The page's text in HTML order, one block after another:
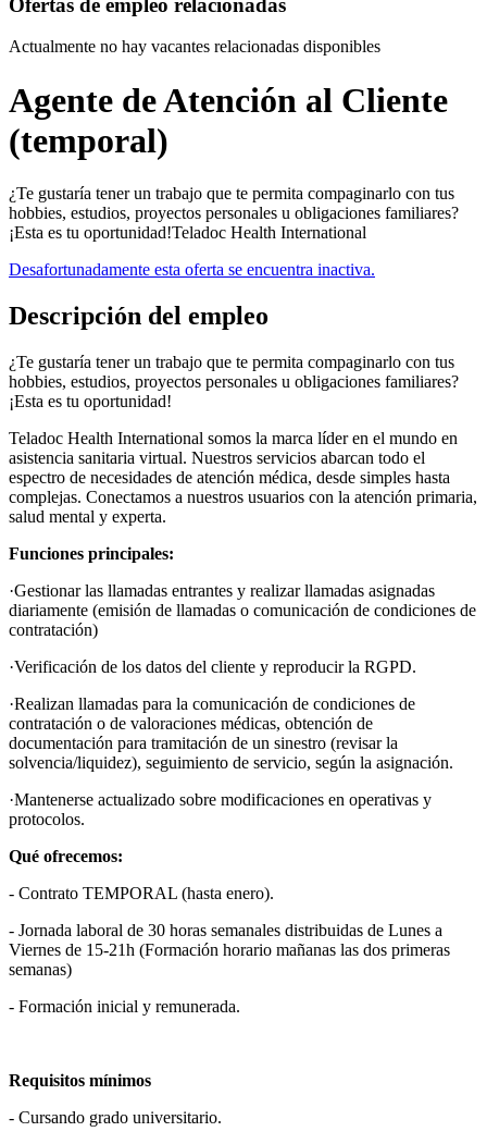
Actualmente no hay vacantes relacionadas disponibles
Agente de Atención al Cliente
(temporal)
¿Te gustaría tener un trabajo que te permita compaginarlo con tus
hobbies, estudios, proyectos personales u obligaciones familiares?
¡Esta es tu oportunidad!Teladoc Health International
Desafortunadamente esta oferta se encuentra inactiva.
Descripción del empleo
¿Te gustaría tener un trabajo que te permita compaginarlo con tus
hobbies, estudios, proyectos personales u obligaciones familiares?
¡Esta es tu oportunidad!
Teladoc Health International somos la marca líder en el mundo en
asistencia sanitaria virtual. Nuestros servicios abarcan todo el
espectro de necesidades de atención médica, desde simples hasta
complejas. Conectamos a nuestros usuarios con la atención primaria,
salud mental y experta.
Funciones principales:
·Gestionar las llamadas entrantes y realizar llamadas asignadas
diariamente (emisión de llamadas o comunicación de condiciones de
contratación)
·Verificación de los datos del cliente y reproducir la RGPD.
·Realizan llamadas para la comunicación de condiciones de
contratación o de valoraciones médicas, obtención de
documentación para tramitación de un sinestro (revisar la
solvencia/liquidez), seguimiento de servicio, según la asignación.
·Mantenerse actualizado sobre modificaciones en operativas y
protocolos.
Qué ofrecemos:
- Contrato TEMPORAL (hasta enero).
- Jornada laboral de 30 horas semanales distribuidas de Lunes a
Viernes de 15-21h (Formación horario mañanas las dos primeras
semanas)
- Formación inicial y remunerada.
Requisitos mínimos
- Cursando grado universitario.